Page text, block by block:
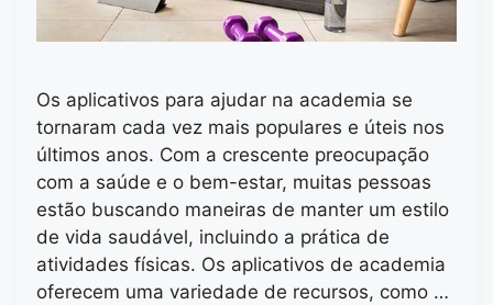
Os aplicativos para ajudar na academia se
tornaram cada vez mais populares e úteis nos
últimos anos. Com a crescente preocupação
com a saúde e o bem-estar, muitas pessoas
estão buscando maneiras de manter um estilo
de vida saudável, incluindo a prática de
atividades físicas. Os aplicativos de academia
oferecem uma variedade de recursos, como …